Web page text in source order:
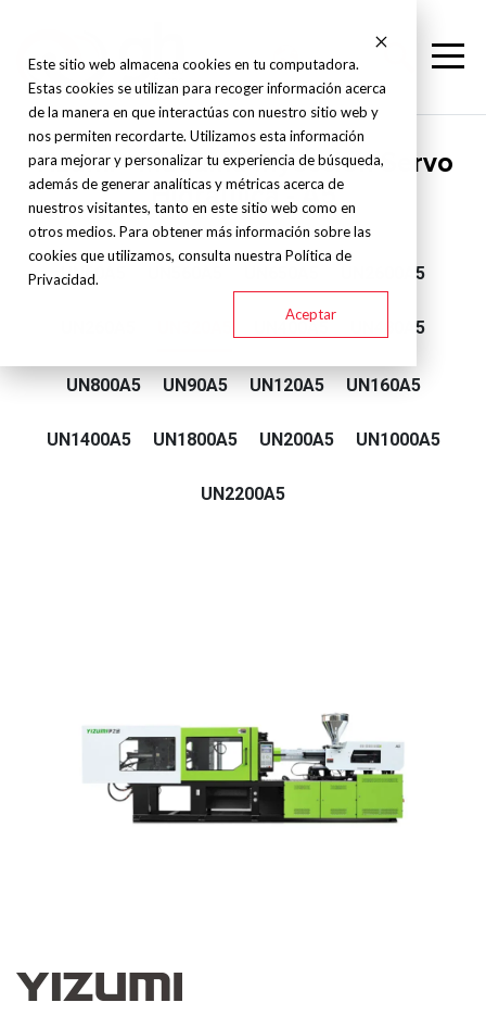
Este sitio web almacena cookies en tu computadora.
Estas cookies se utilizan para recoger información acerca
de la manera en que interactúas con nuestro sitio web y
nos permiten recordarte. Utilizamos esta información
para mejorar y personalizar tu experiencia de búsqueda,
además de generar analíticas y métricas acerca de
nuestros visitantes, tanto en este sitio web como en
otros medios. Para obtener más información sobre las
cookies que utilizamos, consulta nuestra Política de
Privacidad.
Aceptar
Yizumi - Máquina Inyección Servo
Hidraulica - A5
UN60A5 UN2600A5
UN400A5 UN480A5
UN800A5 UN90A5 UN120A5 UN160A5
UN1400A5 UN1800A5 UN200A5 UN1000A5
UN2200A5